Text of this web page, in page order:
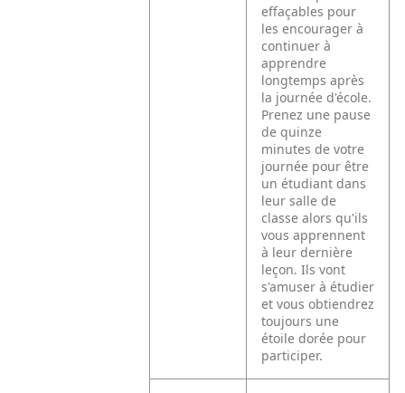
effaçables pour
les encourager à
continuer à
apprendre
longtemps après
la journée d'école.
Prenez une pause
de quinze
minutes de votre
journée pour être
un étudiant dans
leur salle de
classe alors qu'ils
vous apprennent
à leur dernière
leçon. Ils vont
s'amuser à étudier
et vous obtiendrez
toujours une
étoile dorée pour
participer.